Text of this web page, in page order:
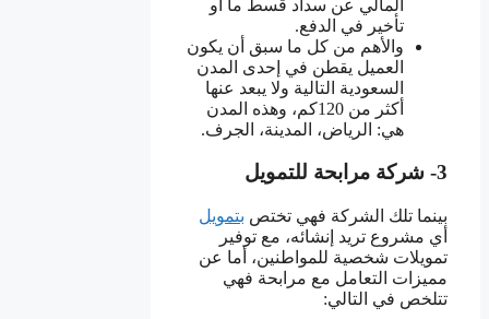
المالي عن سداد قسط ما أو
تأخير في الدفع.
والأهم من كل ما سبق أن يكون
العميل يقطن في إحدى المدن
السعودية التالية ولا يبعد عنها
أكثر من 120كم، وهذه المدن
هي: الرياض، المدينة، الجرف.
3- شركة مرابحة للتمويل
بينما تلك الشركة فهي تختص بتمويل
أي مشروع تريد إنشائه، مع توفير
تمويلات شخصية للمواطنين، أما عن
مميزات التعامل مع مرابحة فهي
تتلخص في التالي: